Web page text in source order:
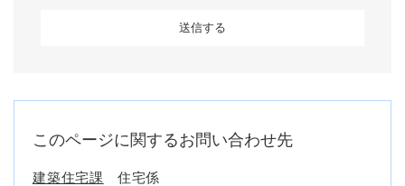
このページに関するお問い合わせ先
建築住宅課 住宅係